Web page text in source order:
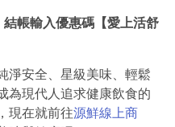
帳輸入優惠碼【愛上活舒
淨安全、星級美味、輕鬆
為現代人追求健康飲食的
現在就前往源鮮線上商